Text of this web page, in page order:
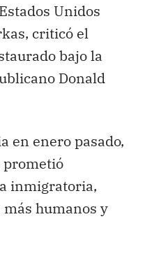
Unidos
criticó el
bajo la
Donald
en enero pasado,
prometió
inmigratoria,
humanos y